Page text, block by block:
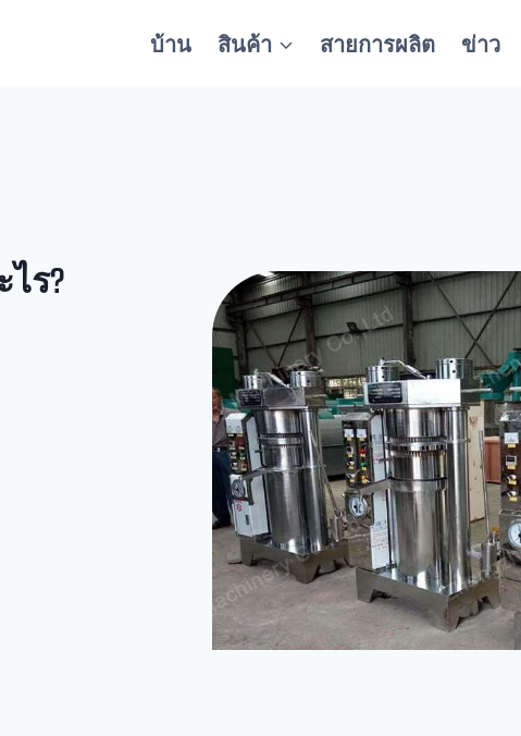
บ้าน สินค้า สายการผลิต ข่าว
ร?